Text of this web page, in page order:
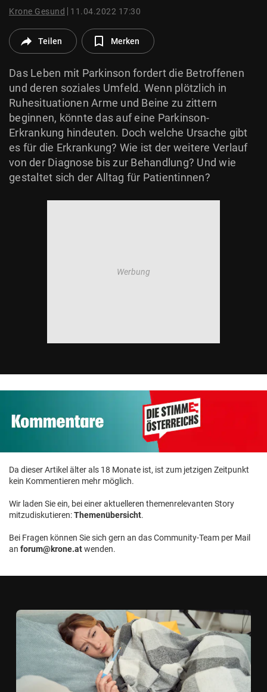
© Krone Multimedia GmbH & Co KG 2026
Krone Gesund 11.04.2022 17:30
Teilen Merken
Das Leben mit Parkinson fordert die Betroffenen
und deren soziales Umfeld. Wenn plötzlich in
Ruhesituationen Arme und Beine zu zittern
beginnen, könnte das auf eine Parkinson-
Erkrankung hindeuten. Doch welche Ursache gibt
es für die Erkrankung? Wie ist der weitere Verlauf
von der Diagnose bis zur Behandlung? Und wie
gestaltet sich der Alltag für Patientinnen?
Da dieser Artikel älter als 18 Monate ist, ist zum jetzigen Zeitpunkt
kein Kommentieren mehr möglich.
Wir laden Sie ein, bei einer aktuelleren themenrelevanten Story
mitzudiskutieren:Themenübersicht.
Bei Fragen können Sie sich gern an das Community-Team per Mail
an forum@krone.atwenden.